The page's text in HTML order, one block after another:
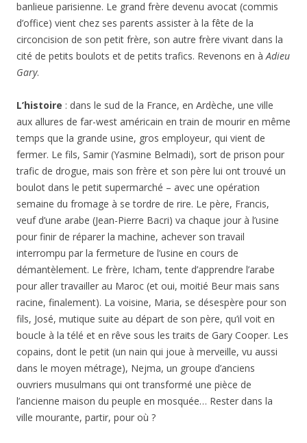
banlieue parisienne. Le grand frère devenu avocat (commis
d’office) vient chez ses parents assister à la fête de la
circoncision de son petit frère, son autre frère vivant dans la
cité de petits boulots et de petits trafics. Revenons en àAdieu
Gary.
L’histoire : dans le sud de la France, en Ardèche, une ville
aux allures de far-west américain en train de mourir en même
temps que la grande usine, gros employeur, qui vient de
fermer. Le fils, Samir (Yasmine Belmadi), sort de prison pour
trafic de drogue, mais son frère et son père lui ont trouvé un
boulot dans le petit supermarché – avec une opération
semaine du fromage à se tordre de rire. Le père, Francis,
veuf d’une arabe (Jean-Pierre Bacri) va chaque jour à l’usine
pour finir de réparer la machine, achever son travail
interrompu par la fermeture de l’usine en cours de
démantèlement. Le frère, Icham, tente d’apprendre l’arabe
pour aller travailler au Maroc (et oui, moitié Beur mais sans
racine, finalement). La voisine, Maria, se désespère pour son
fils, José, mutique suite au départ de son père, qu’il voit en
boucle à la télé et en rêve sous les traits de Gary Cooper. Les
copains, dont le petit (un nain qui joue à merveille, vu aussi
dans le moyen métrage), Nejma, un groupe d’anciens
ouvriers musulmans qui ont transformé une pièce de
l’ancienne maison du peuple en mosquée… Rester dans la
ville mourante, partir, pour où ?